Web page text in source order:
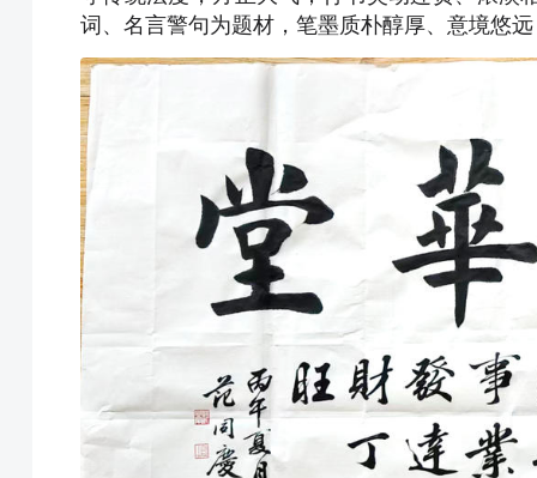
词、名言警句为题材，笔墨质朴醇厚、意境悠